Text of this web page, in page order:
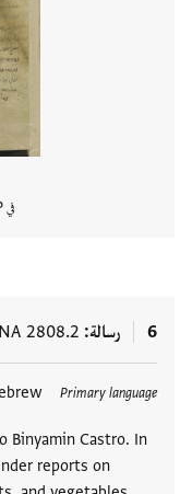
في PGP منذ
6 رسالة 2808.2
Primary language
Binyamin Castro. In
reports on
العلامات